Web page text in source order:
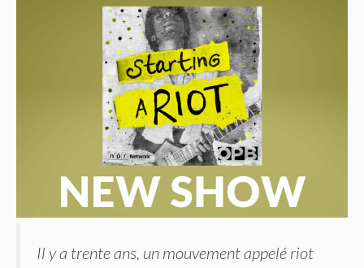
Il y a trente ans, un mouvement appelé riot